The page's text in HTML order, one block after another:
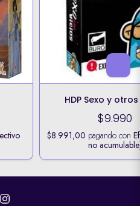
HDP Sexo y
$9.990
$8.991,00 pagando con
no